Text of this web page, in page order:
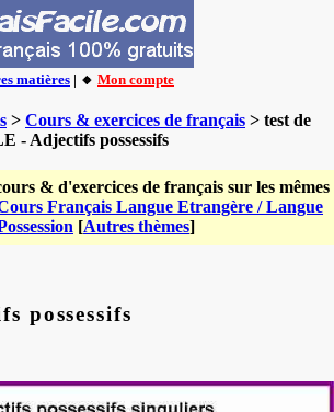
matières | 🔸 Mon compte
> Cours & exercices de français > test de
- Adjectifs possessifs
& d'exercices de français sur les mêmes
Français Langue Etrangère / Langue
[Autres thèmes]
possessifs